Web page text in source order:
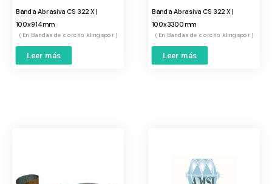
Banda Abrasiva CS 322 X |
100x914mm
Bandas de corcho klingspor
Leer más
Banda Abrasiva CS 322 X |
100x3300mm
Bandas de corcho klingspor
Leer más